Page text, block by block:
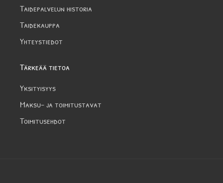
Taidepalvelun historia
Taidekauppa
Yhteystiedot
Tärkeää tietoa
Yksityisyys
Maksu- ja toimitustavat
Toimitusehdot